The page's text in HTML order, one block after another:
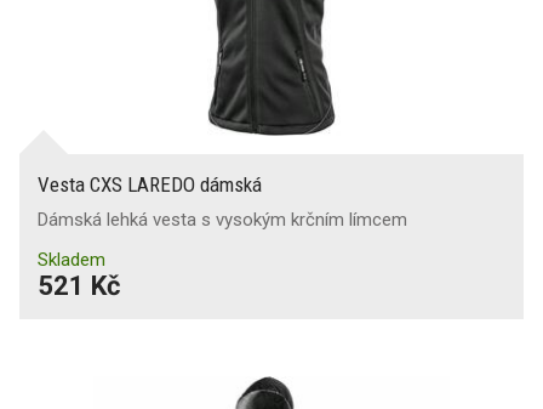
Vesta CXS LAREDO dámská
Dámská lehká vesta s vysokým krčním límcem
Skladem
521 Kč